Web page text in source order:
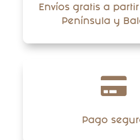
Envíos gratis a
Península y

Pago